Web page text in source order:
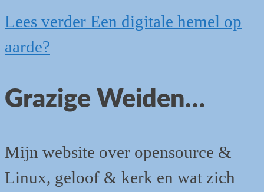
Lees verder Een digitale hemel op
aarde?
Grazige Weiden…
Mijn website over opensource &
Linux, geloof & kerk en wat zich